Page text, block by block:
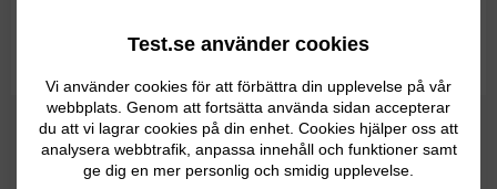
Test.se använder cookies
Vi använder cookies för att förbättra din upplevelse på vår
webbplats. Genom att fortsätta använda sidan accepterar
du att vi lagrar cookies på din enhet. Cookies hjälper oss att
analysera webbtrafik, anpassa innehåll och funktioner samt
ge dig en mer personlig och smidig upplevelse.
Testvinnare hos CNET 2026.
Bästa för Android enligt Wired 2026.
4,5/5 stjärnor hos M3 Sveriges Prylsajt 2026.